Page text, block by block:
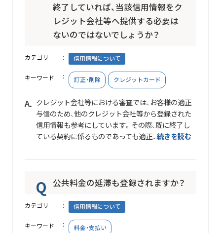
終了していれば、当該信用情報をク
レジット会社等へ提供する必要は
ないのではないでしょうか？
カテゴリ 信用情報について
キーワード 訂正・削除 クレジットカード
クレジット会社等における審査では、お客様の適正
与信のため、他のクレジット会社等から登録された
信用情報も参考にしています。その際、既に終了し
ている契約に係るものであっても適正...続きを読む
公共料金の延滞も登録されますか？
カテゴリ 信用情報について
キーワード 料金・支払い